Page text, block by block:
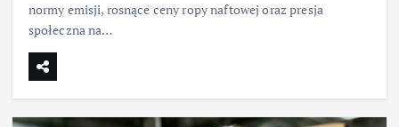
normy emisji, rosnące ceny ropy naftowej oraz presja
społeczna na…